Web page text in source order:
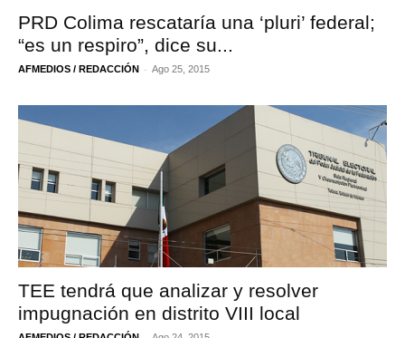
PRD Colima rescataría una ‘pluri’ federal;
“es un respiro”, dice su...
AFMEDIOS / REDACCIÓN - Ago 25, 2015
TEE tendrá que analizar y resolver
impugnación en distrito VIII local